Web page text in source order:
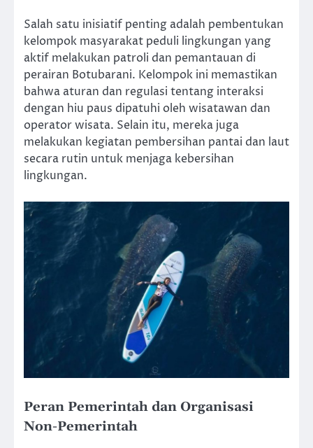
Salah satu inisiatif penting adalah pembentukan
kelompok masyarakat peduli lingkungan yang
aktif melakukan patroli dan pemantauan di
perairan Botubarani. Kelompok ini memastikan
bahwa aturan dan regulasi tentang interaksi
dengan hiu paus dipatuhi oleh wisatawan dan
operator wisata. Selain itu, mereka juga
melakukan kegiatan pembersihan pantai dan laut
secara rutin untuk menjaga kebersihan
lingkungan.
Peran Pemerintah dan Organisasi
Non-Pemerintah